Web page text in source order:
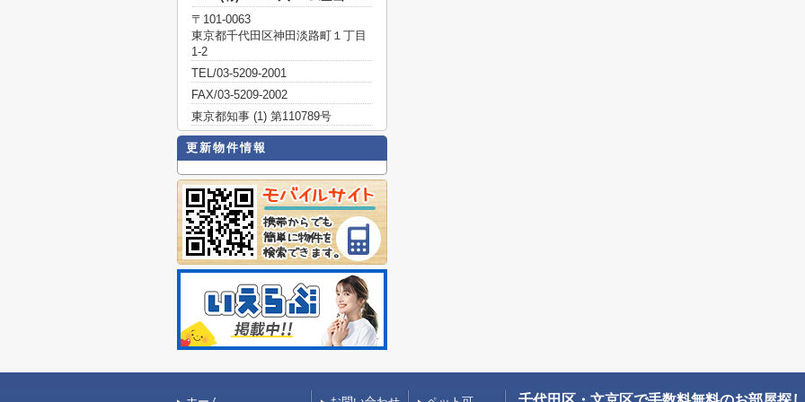
〒101-0063
東京都千代田区神田淡路町１丁目
1-2
TEL/03-5209-2001
FAX/03-5209-2002
東京都知事 (1) 第110789号
更新物件情報